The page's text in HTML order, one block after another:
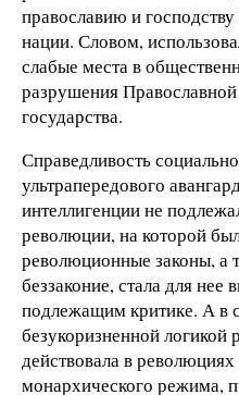
православию и
нации. Словом,
слабые места в
разрушения
государства.
Справедливость
ультрапередового
интеллигенции не
революции, на которой
революционные законы, а
беззаконие, стала для
подлежащим критике. А в
безукоризненной
действовала в
монархического режима,